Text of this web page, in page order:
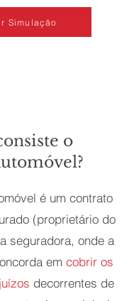
Simulação
o
é um contrato
(proprietário do
seguradora, onde a
em cobrir os
decorrentes de